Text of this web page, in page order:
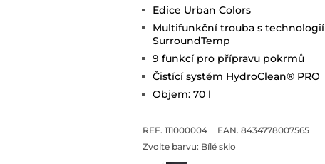
Edice Urban Colors
Multifunkční trouba s technologií
SurroundTemp
9 funkcí pro přípravu pokrmů
Čistící systém HydroClean® PRO
Objem: 70 l
REF. 111000004
EAN. 8434778007565
Zvolte barvu: Bílé sklo